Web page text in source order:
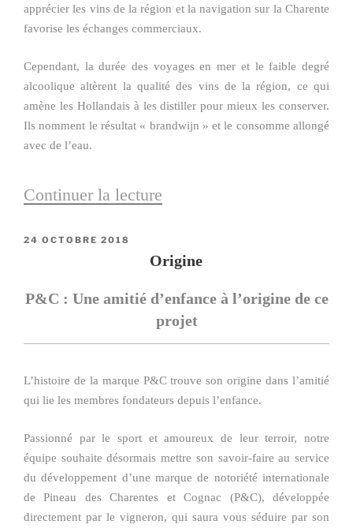
apprécier les vins de la région et la navigation sur la Charente
favorise les échanges commerciaux.
Cependant, la durée des voyages en mer et le faible degré
alcoolique altèrent la qualité des vins de la région, ce qui
amène les Hollandais à les distiller pour mieux les conserver.
Ils nomment le résultat « brandwijn » et le consomme allongé
avec de l’eau.
Continuer la lecture
PUBLIÉ
24 OCTOBRE 2018
Origine
P&C : Une amitié d’enfance à l’origine de ce
projet
L’histoire de la marque P&C trouve son origine dans l’amitié
qui lie les membres fondateurs depuis l’enfance.
Passionné par le sport et amoureux de leur terroir, notre
équipe souhaite désormais mettre son savoir-faire au service
du développement d’une marque de notoriété internationale
de Pineau des Charentes et Cognac (P&C), développée
directement par le vigneron, qui saura vous séduire par son